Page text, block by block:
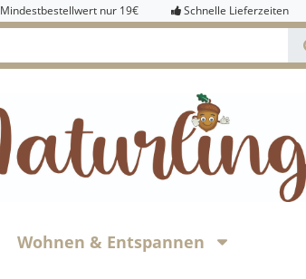
Mindestbestellwert nur 19€ Schnelle Lieferzeiten
Wohnen & Entspannen